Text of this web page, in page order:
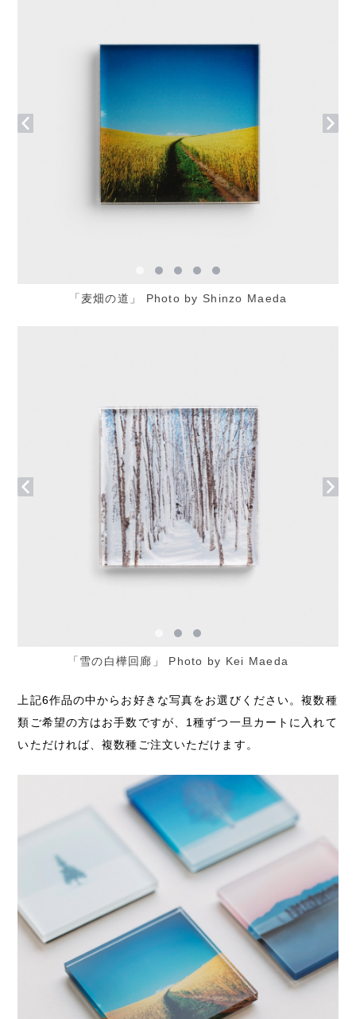
「麦畑の道」 Photo by Shinzo Maeda
「雪の白樺回廊」 Photo by Kei Maeda
上記6作品の中からお好きな写真をお選びください。複数種
類ご希望の方はお手数ですが、1種ずつ一旦カートに入れて
いただければ、複数種ご注文いただけます。